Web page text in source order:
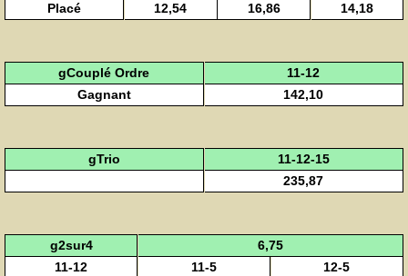
Placé
12,54 16,86 14,18
gCouplé Ordre
11-12
Gagnant
142,10
gTrio
11-12-15
235,87
g2sur4
6,75
11-12
11-5
12-5